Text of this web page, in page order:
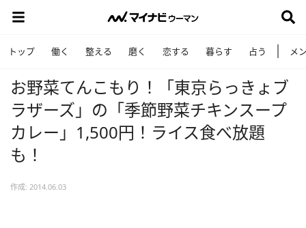
トップ 働く 整える 磨く 恋する 暮らす 占う メ
お野菜てんこもり！「東京らっきょブ
ラザーズ」の「季節野菜チキンスープ
カレー」1,500円！ライス食べ放題
も！
作成: 2014.06.03